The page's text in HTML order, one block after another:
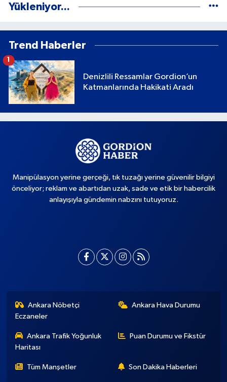
Yükleniyor...
Trend Haberler
Denizlili Ressamlar Gordion’un
Katmanlarında Hakikati Aradı
1
Manipülasyon yerine gerçeği, tık tuzağı yerine güvenilir bilgiyi
önceliyor; reklam ve abartıdan uzak, sade ve etik bir habercilik
anlayışıyla gündemin nabzını tutuyoruz.
Ankara Nöbetçi
Eczaneler
Ankara Hava Durumu
Ankara Trafik Yoğunluk
Haritası
Puan Durumu ve Fikstür
Tüm Manşetler Son Dakika Haberleri